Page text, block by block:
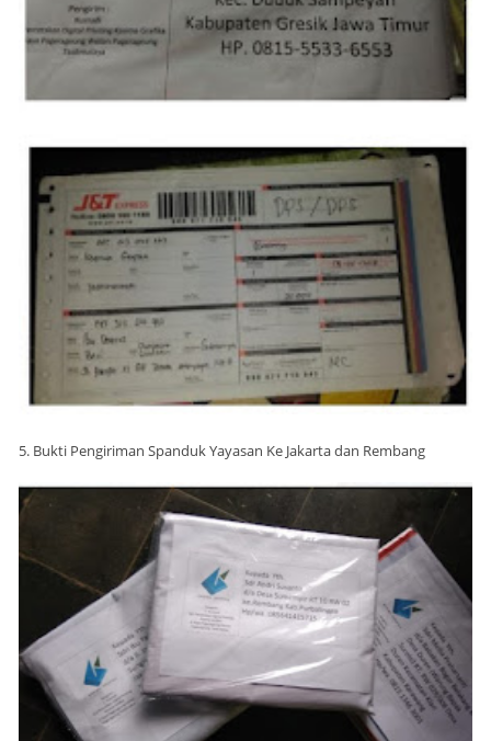
5. Bukti Pengiriman Spanduk Yayasan Ke Jakarta dan Rembang